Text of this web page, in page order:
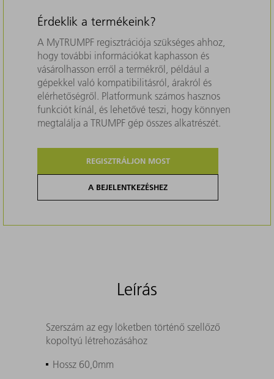
Érdeklik a termékeink?
A MyTRUMPF regisztrációja szükséges ahhoz,
hogy további információkat kaphasson és
vásárolhasson erről a termékről, például a
gépekkel való kompatibilitásról, árakról és
elérhetőségről. Platformunk számos hasznos
funkciót kínál, és lehetővé teszi, hogy könnyen
megtalálja a TRUMPF gép összes alkatrészét.
REGISZTRÁLJON MOST
A BEJELENTKEZÉSHEZ
Leírás
Szerszám az egy löketben történő szellőző
kopoltyú létrehozásához
Hossz 60,0mm